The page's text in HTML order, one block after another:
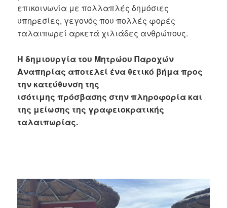
επικοινωνία με πολλαπλές δημόσιες
υπηρεσίες, γεγονός που πολλές φορές
ταλαιπωρεί αρκετά χιλιάδες ανθρώπους.
Η δημιουργία του Μητρώου Παροχών
Αναπηρίας αποτελεί ένα θετικό βήμα προς
την κατεύθυνση της
ισότιμης πρόσβασης στην πληροφορία και
της μείωσης της γραφειοκρατικής
ταλαιπωρίας.